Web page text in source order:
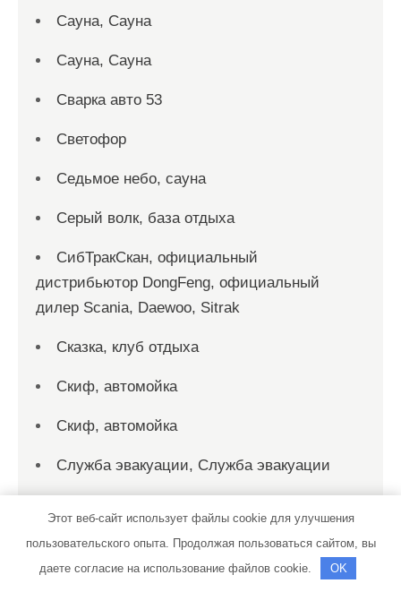
Сауна, Сауна
Сауна, Сауна
Сварка авто 53
Светофор
Седьмое небо, сауна
Серый волк, база отдыха
СибТракСкан, официальный
дистрибьютор DongFeng, официальный
дилер Scania, Daewoo, Sitrak
Сказка, клуб отдыха
Скиф, автомойка
Скиф, автомойка
Служба эвакуации, Служба эвакуации
Созвездие Тельца, автокомплекс
Этот веб-сайт использует файлы cookie для улучшения
пользовательского опыта. Продолжая пользоваться сайтом, вы
даете согласие на использование файлов cookie.
OK